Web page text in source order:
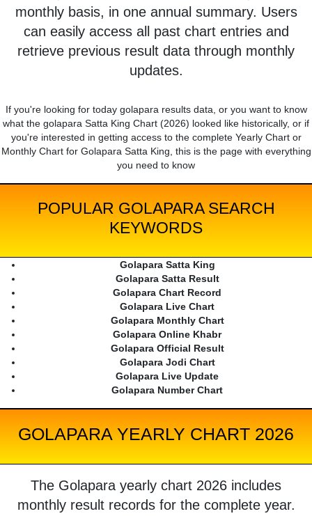
monthly basis, in one annual summary. Users
can easily access all past chart entries and
retrieve previous result data through monthly
updates.
If you're looking for today golapara results data, or you want to know
what the golapara Satta King Chart (2026) looked like historically, or if
you're interested in getting access to the complete Yearly Chart or
Monthly Chart for Golapara Satta King, this is the page with everything
you need to know
POPULAR GOLAPARA SEARCH
KEYWORDS
Golapara Satta King
Golapara Satta Result
Golapara Chart Record
Golapara Live Chart
Golapara Monthly Chart
Golapara Online Khabr
Golapara Official Result
Golapara Jodi Chart
Golapara Live Update
Golapara Number Chart
GOLAPARA YEARLY CHART 2026
The Golapara yearly chart 2026 includes
monthly result records for the complete year.